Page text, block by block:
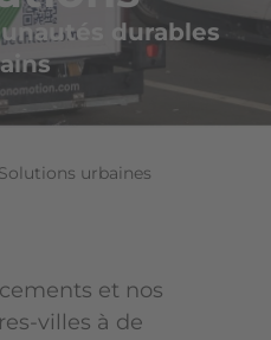
durables
Solutions urbaines
et nos
villes à de